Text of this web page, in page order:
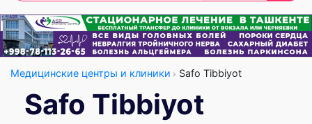
Медицинские центры и клиники Safo Tibbiyot
Safo Tibbiyot